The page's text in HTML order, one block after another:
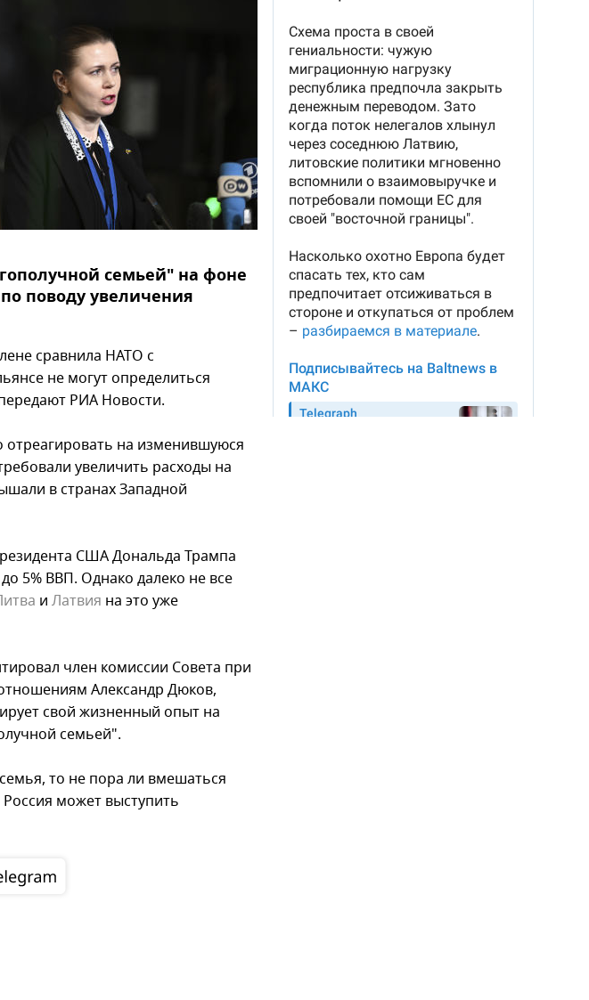
семьей" на фоне
поводу увеличения
сравнила НАТО с
не могут определиться
РИА Новости.
на изменившуюся
увеличить расходы на
в странах Западной
США Дональда Трампа
5% ВВП. Однако далеко не все
и Латвия на это уже
член комиссии Совета при
Александр Дюков,
свой жизненный опыт на
семьей".
то не пора ли вмешаться
может выступить